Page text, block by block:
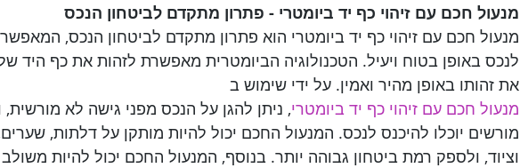
מנעול חכם עם זיהוי כף יד ביומטרי - פתרון מתקדם לביטחון הנכס
מנעול חכם עם זיהוי כף יד ביומטרי הוא פתרון מתקדם לביטחון הנכס,
לנכס באופן בטוח ויעיל. הטכנולוגיה הביומטרית מאפשרת לזהות את כף
את זהותו באופן מהיר ואמין. על ידי שימוש ב
מנעול חכם עם זיהוי כף יד ביומטרי, ניתן להגן על הנכס מפני גישה לא
מורשים יוכלו להיכנס לנכס. המנעול החכם יכול להיות מותקן על דלתות,
וציוד, ולספק רמת ביטחון גבוהה יותר. בנוסף, המנעול החכם יכול להיות